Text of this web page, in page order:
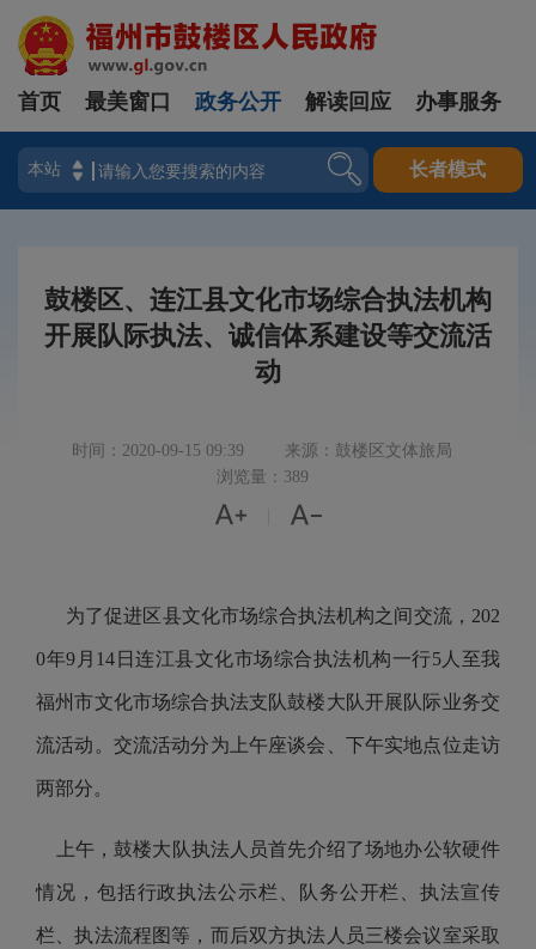
登录
首页 最美窗口 政务公开 解读回应 办事服务
长者模式
鼓楼区、连江县文化市场综合执法机构
开展队际执法、诚信体系建设等交流活
动
时间：2020-09-15 09:39
来源：鼓楼区文体旅局
浏览量：389
 
为了促进区县文化市场综合执法机构之间交流，202
0年9月14日连江县文化市场综合执法机构一行5人至我
福州市文化市场综合执法支队鼓楼大队开展队际业务交
流活动。交流活动分为上午座谈会、下午实地点位走访
两部分。
上午，鼓楼大队执法人员首先介绍了场地办公软硬件
情况，包括行政执法公示栏、队务公开栏、执法宣传
栏、执法流程图等，而后双方执法人员三楼会议室采取